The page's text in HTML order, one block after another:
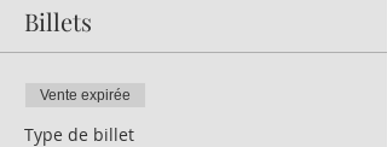
Billets
Vente expirée
Type de billet